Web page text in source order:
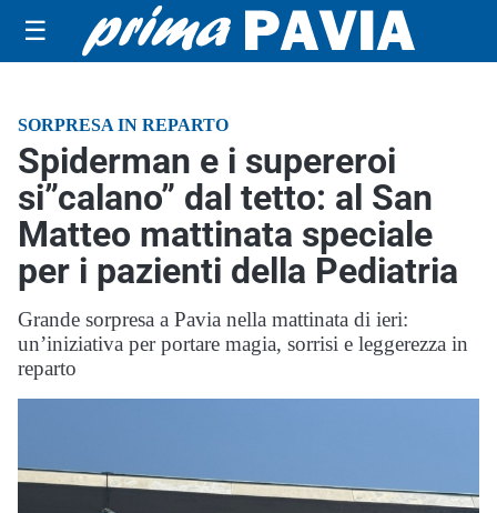
☰
SORPRESA IN REPARTO
Spiderman e i supereroi
si”calano” dal tetto: al San
Matteo mattinata speciale
per i pazienti della Pediatria
Grande sorpresa a Pavia nella mattinata di ieri:
un’iniziativa per portare magia, sorrisi e leggerezza in
reparto